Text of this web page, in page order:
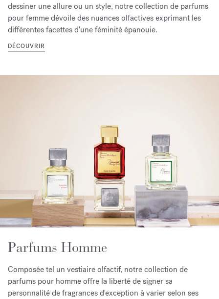
dessiner une allure ou un style, notre collection de parfums
pour femme dévoile des nuances olfactives exprimant les
différentes facettes d'une féminité épanouie.
DÉCOUVRIR
Parfums Homme
Composée tel un vestiaire olfactif, notre collection de
parfums pour homme offre la liberté de signer sa
personnalité de fragrances d'exception à varier selon ses